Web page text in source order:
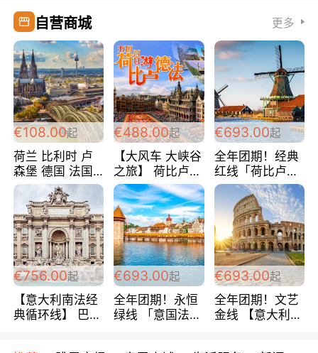
自营商城 更多
€108.00起
荷兰 比利时 卢
森堡 德国 法国
超爽玩遍西欧 循
环线 全程四星宾
馆 108欧/人/天
€488.00起
【大风车 大峡谷
之旅】 荷比卢德
法 巴黎上下 经
典五国四日游
488欧/人
€693.00起
全年团期！经典
红线「荷比卢德
法」七天循环 五
国 仅售99欧/人/
天！巴黎上下！
包拼房~
€756.00起
【意大利南法经
典循环线】 巴黎
€693.00起
全年团期！永恒
绿线 「意国法
€693.00起
全年团期！文艺
金线 【意大利一